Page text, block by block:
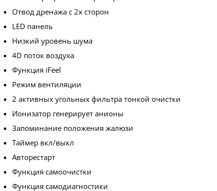
Отвод дренажа с 2х сторон
LED панель
Низкий уровень шума
4D поток воздуха
Функция iFeel
Режим вентиляции
2 активных угольных фильтра тонкой очистки
Ионизатор генерирует анионы
Запоминание положения жалюзи
Таймер вкл/выкл
Авторестарт
Функция самоочистки
Функция самодиагностики